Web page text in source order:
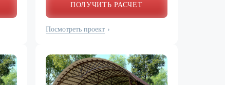
ПОЛУЧИТЬ РАСЧЕТ
Посмотреть проект ›